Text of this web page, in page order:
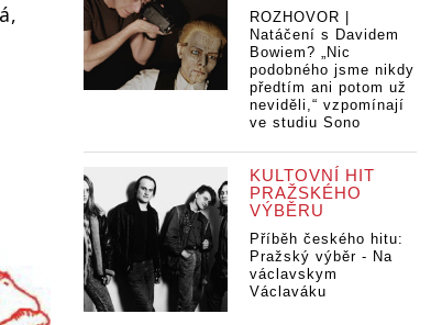
ROZHOVOR |
Natáčení s Davidem
Bowiem? „Nic
podobného jsme nikdy
předtím ani potom už
neviděli,“ vzpomínají
ve studiu Sono
KULTOVNÍ HIT
PRAŽSKÉHO
VÝBĚRU
Příběh českého hitu:
Pražský výběr - Na
václavskym
Václaváku